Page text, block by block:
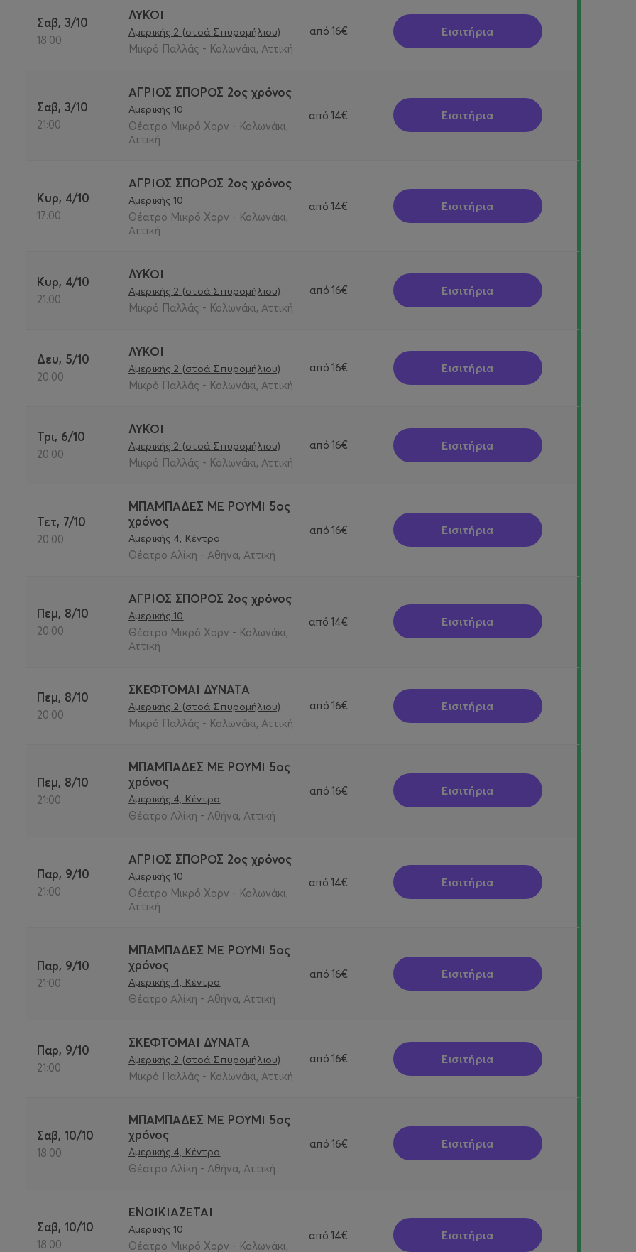
Σαβ, 3/10
18:00
ΛΥΚΟΙ
Αμερικής 2 (στοά Σπυρομήλιου)
Μικρό Παλλάς - Κολωνάκι, Αττική
από 16€ Εισιτήρια
Σαβ, 3/10
21:00
ΑΓΡΙΟΣ ΣΠΟΡΟΣ 2ος χρόνος
Αμερικής 10
Θέατρο Μικρό Χορν - Κολωνάκι,
Αττική
από 14€ Εισιτήρια
Κυρ, 4/10
17:00
ΑΓΡΙΟΣ ΣΠΟΡΟΣ 2ος χρόνος
Αμερικής 10
Θέατρο Μικρό Χορν - Κολωνάκι,
Αττική
από 14€ Εισιτήρια
Κυρ, 4/10
21:00
ΛΥΚΟΙ
Αμερικής 2 (στοά Σπυρομήλιου)
Μικρό Παλλάς - Κολωνάκι, Αττική
από 16€ Εισιτήρια
Δευ, 5/10
20:00
ΛΥΚΟΙ
Αμερικής 2 (στοά Σπυρομήλιου)
Μικρό Παλλάς - Κολωνάκι, Αττική
από 16€ Εισιτήρια
Τρι, 6/10
20:00
ΛΥΚΟΙ
Αμερικής 2 (στοά Σπυρομήλιου)
Μικρό Παλλάς - Κολωνάκι, Αττική
από 16€ Εισιτήρια
Τετ, 7/10
20:00
ΜΠΑΜΠΑΔΕΣ ΜΕ ΡΟΥΜΙ 5ος
χρόνος
Αμερικής 4, Κέντρο
Θέατρο Αλίκη - Αθήνα, Αττική
από 16€ Εισιτήρια
Πεμ, 8/10
20:00
ΑΓΡΙΟΣ ΣΠΟΡΟΣ 2ος χρόνος
Αμερικής 10
Θέατρο Μικρό Χορν - Κολωνάκι,
Αττική
από 14€ Εισιτήρια
Πεμ, 8/10
20:00
ΣΚΕΦΤΟΜΑΙ ΔΥΝΑΤΑ
Αμερικής 2 (στοά Σπυρομήλιου)
Μικρό Παλλάς - Κολωνάκι, Αττική
από 16€ Εισιτήρια
Πεμ, 8/10
21:00
ΜΠΑΜΠΑΔΕΣ ΜΕ ΡΟΥΜΙ 5ος
χρόνος
Αμερικής 4, Κέντρο
Θέατρο Αλίκη - Αθήνα, Αττική
από 16€ Εισιτήρια
Παρ, 9/10
21:00
ΑΓΡΙΟΣ ΣΠΟΡΟΣ 2ος χρόνος
Αμερικής 10
Θέατρο Μικρό Χορν - Κολωνάκι,
Αττική
από 14€ Εισιτήρια
Παρ, 9/10
21:00
ΜΠΑΜΠΑΔΕΣ ΜΕ ΡΟΥΜΙ 5ος
χρόνος
Αμερικής 4, Κέντρο
Θέατρο Αλίκη - Αθήνα, Αττική
από 16€ Εισιτήρια
Παρ, 9/10
21:00
ΣΚΕΦΤΟΜΑΙ ΔΥΝΑΤΑ
Αμερικής 2 (στοά Σπυρομήλιου)
Μικρό Παλλάς - Κολωνάκι, Αττική
από 16€ Εισιτήρια
Σαβ, 10/10
18:00
ΜΠΑΜΠΑΔΕΣ ΜΕ ΡΟΥΜΙ 5ος
χρόνος
Αμερικής 4, Κέντρο
Θέατρο Αλίκη - Αθήνα, Αττική
από 16€ Εισιτήρια
Σαβ, 10/10
18:00
ΕΝΟΙΚΙΑΖΕΤΑΙ
Αμερικής 10
Θέατρο Μικρό Χορν - Κολωνάκι,
από 14€ Εισιτήρια